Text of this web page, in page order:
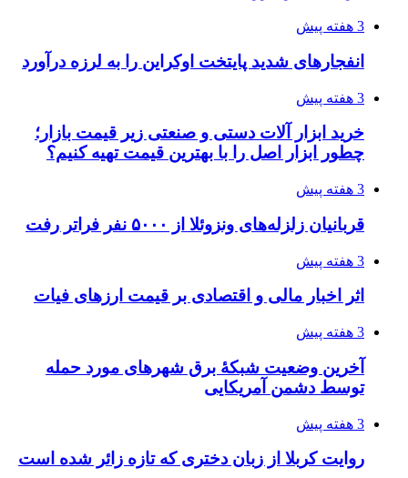
3 هفته پیش
هواپیماهای سوخت‌رسان آمریکا برای اسرائیل
دردسرساز شد
3 هفته پیش
چرا انتخاب تامین‌کننده تجهیزات جوشکاری، کیفیت
پروژه را تعیین می‌کند؟
تفکر «تساوی» باعث صعود نکردن تیم ملی شد/
فدراسیون نگاهش را عوض کند
3 هفته پیش
از کجا تجهیزات ترافیکی باکیفیت بخریم؟ راهنمای
3 هفته پیش